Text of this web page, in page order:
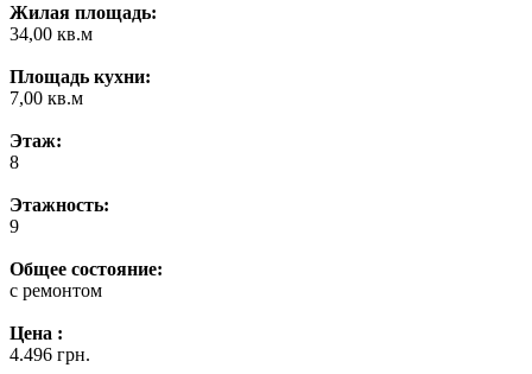
Жилая площадь:
34,00 кв.м
Площадь кухни:
7,00 кв.м
Этаж:
8
Этажность:
9
Общее состояние:
с ремонтом
Цена :
4.496 грн.